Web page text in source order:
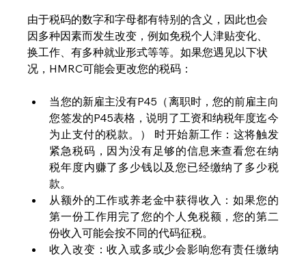
由于税码的数字和字母都有特别的含义，因此也会
因多种因素而发生改变，例如免税个人津贴变化、
换工作、有多种就业形式等等。如果您遇见以下状
况，HMRC可能会更改您的税码：
当您的新雇主没有P45（离职时，您的前雇主向
您签发的P45表格，说明了工资和纳税年度迄今
为止支付的税款。） 时开始新工作：这将触发
紧急税码，因为没有足够的信息来查看您在纳
税年度内赚了多少钱以及您已经缴纳了多少税
款。
从额外的工作或养老金中获得收入：如果您的
第一份工作用完了您的个人免税额，您的第二
份收入可能会按不同的代码征税。
收入改变：收入或多或少会影响您有责任缴纳